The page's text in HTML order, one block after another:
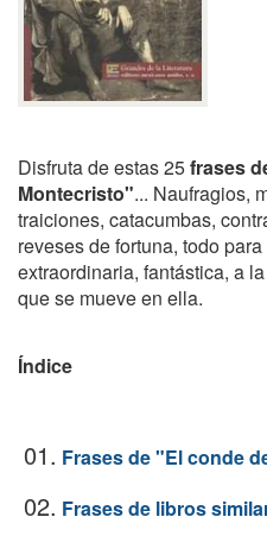
Disfruta de estas 25frases
Montecristo"... Naufragios,
traiciones, catacumbas,
reveses de fortuna, todo
extraordinaria, fantástica, a
que se mueve en ella.
Índice
01. Frases de "El conde
02. Frases de libros